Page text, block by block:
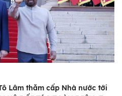
Lâm thăm cấp Nhà nước tới